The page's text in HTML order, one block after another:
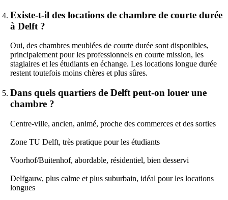
Existe-t-il des locations de chambre de courte durée
à Delft ?
Oui, des chambres meublées de courte durée sont disponibles,
principalement pour les professionnels en courte mission, les
stagiaires et les étudiants en échange. Les locations longue durée
restent toutefois moins chères et plus sûres.
Dans quels quartiers de Delft peut-on louer une
chambre ?
Centre-ville, ancien, animé, proche des commerces et des sorties
Zone TU Delft, très pratique pour les étudiants
Voorhof/Buitenhof, abordable, résidentiel, bien desservi
Delfgauw, plus calme et plus suburbain, idéal pour les locations
longues